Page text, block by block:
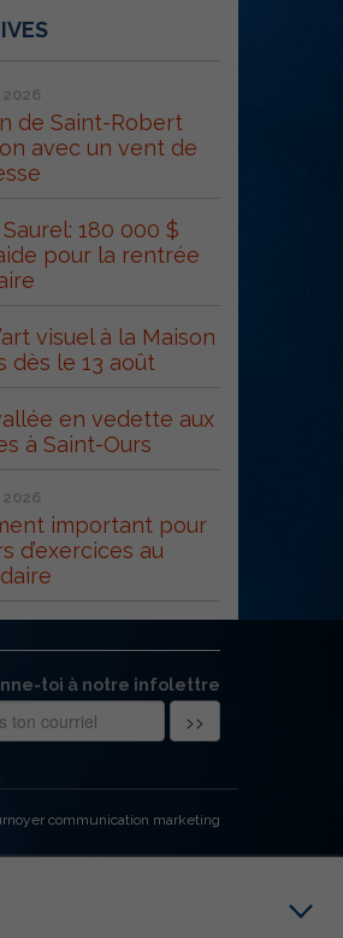
de Saint-Robert
avec un vent de
180 000 $
pour la rentrée
visuel à la Maison
dès le 13 août
en vedette aux
à Saint-Ours
important pour
d’exercices au
toi à notre infolettre
communication marketing